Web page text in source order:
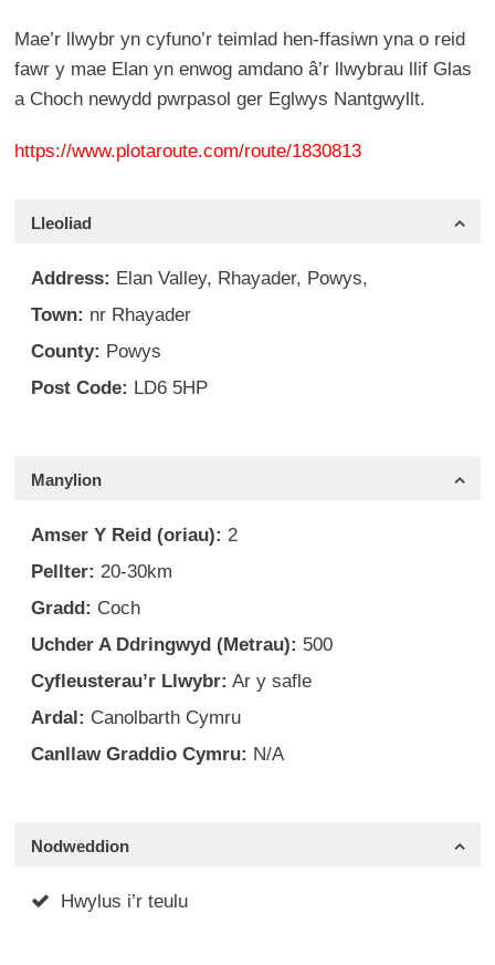
Mae’r llwybr yn cyfuno’r teimlad hen-ffasiwn yna o reid
fawr y mae Elan yn enwog amdano â’r llwybrau llif Glas
a Choch newydd pwrpasol ger Eglwys Nantgwyllt.
https://www.plotaroute.com/route/1830813
Lleoliad
Address: Elan Valley, Rhayader, Powys,
Town: nr Rhayader
County: Powys
Post Code: LD6 5HP
Manylion
Amser Y Reid (oriau): 2
Pellter: 20-30km
Gradd: Coch
Uchder A Ddringwyd (Metrau): 500
Cyfleusterau’r Llwybr: Ar y safle
Ardal: Canolbarth Cymru
Canllaw Graddio Cymru: N/A
Nodweddion
Hwylus i’r teulu